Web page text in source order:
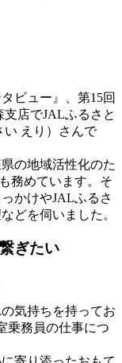
ビュー』、第15回
店でJALふるさと
い えり）さんで
の地域活性化のた
務めています。そ
かけやJALふるさ
どを伺いました。
ぎたい
気持ちを持ってお
乗務員の仕事につ